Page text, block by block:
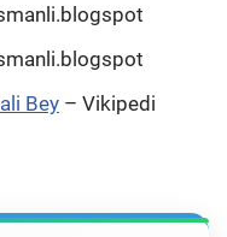
Bey – Vikipedi